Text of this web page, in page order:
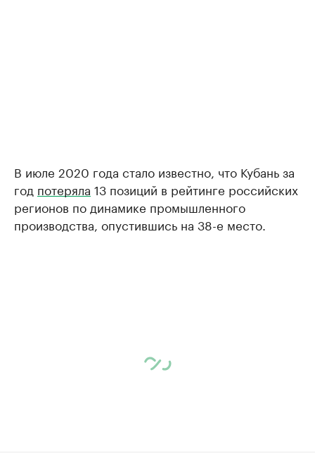
В июле 2020 года стало известно, что Кубань за
год потеряла 13 позиций в рейтинге российских
регионов по динамике промышленного
производства, опустившись на 38-е место.